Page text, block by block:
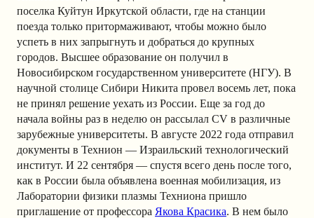
поселка Куйтун Иркутской области, где на станции
поезда только притормаживают, чтобы можно было
успеть в них запрыгнуть и добраться до крупных
городов. Высшее образование он получил в
Новосибирском государственном университете (НГУ). В
научной столице Сибири Никита провел восемь лет, пока
не принял решение уехать из России. Еще за год до
начала войны раз в неделю он рассылал CV в различные
зарубежные университеты. В августе 2022 года отправил
документы в Технион — Израильский технологический
институт. И 22 сентября — спустя всего день после того,
как в России была объявлена военная мобилизация, из
Лаборатории физики плазмы Техниона пришло
приглашение от профессора Якова Красика. В нем было